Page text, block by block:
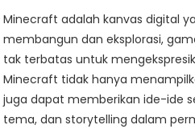
Minecraft adalah kanvas digital
membangun dan eksplorasi,
tak terbatas untuk
Minecraft tidak hanya
juga dapat memberikan ide-ide
tema, dan storytelling dalam